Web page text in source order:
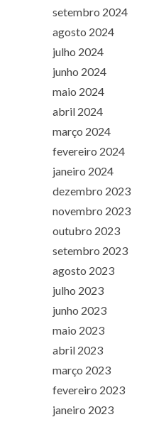
setembro 2024
agosto 2024
julho 2024
junho 2024
maio 2024
abril 2024
março 2024
fevereiro 2024
janeiro 2024
dezembro 2023
novembro 2023
outubro 2023
setembro 2023
agosto 2023
julho 2023
junho 2023
maio 2023
abril 2023
março 2023
fevereiro 2023
janeiro 2023